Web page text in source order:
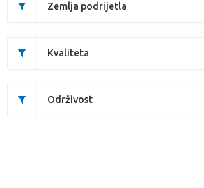
Zemlja podrijetla
Kvaliteta
Održivost